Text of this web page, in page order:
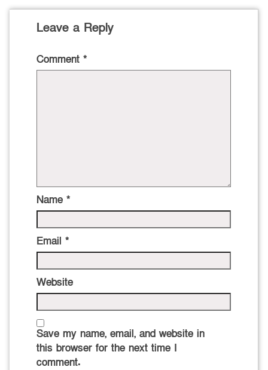
Leave a Reply
Comment *
Name *
Email *
Website
Save my name, email, and website in
this browser for the next time I
comment.